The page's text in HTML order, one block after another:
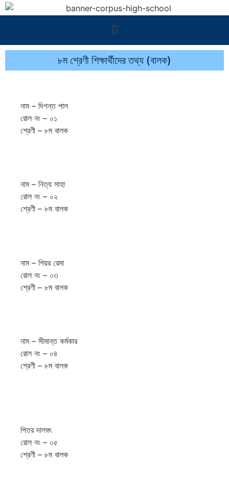
৮ম শ্রেণী শিক্ষার্থীদের তথ্য (বালক)
নাম – দিগন্ত পাল
রোল নং – ০১
শ্রেণী – ৮ম বালক
নাম – নিত্য সাহা
রোল নং – ০২
শ্রেণী – ৮ম বালক
নাম – পিয়র রেমা
রোল নং – ০৩
শ্রেণী – ৮ম বালক
নাম – সীমান্ত কর্মকার
রোল নং – ০৪
শ্রেণী – ৮ম বালক
পিতর দালবৎ
রোল নং – ০৫
শ্রেণী – ৮ম বালক